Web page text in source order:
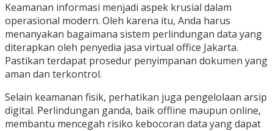
Keamanan informasi menjadi aspek krusial dalam
operasional modern. Oleh karena itu, Anda harus
menanyakan bagaimana sistem perlindungan data yang
diterapkan oleh penyedia jasa virtual office Jakarta.
Pastikan terdapat prosedur penyimpanan dokumen yang
aman dan terkontrol.
Selain keamanan fisik, perhatikan juga pengelolaan arsip
digital. Perlindungan ganda, baik offline maupun online,
membantu mencegah risiko kebocoran data yang dapat